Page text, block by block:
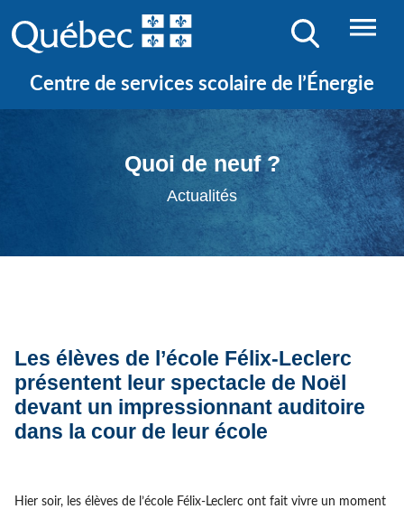
Centre de services scolaire de l’Énergie
Quoi de neuf ?
Actualités
Les élèves de l’école Félix-Leclerc
présentent leur spectacle de Noël
devant un impressionnant auditoire
dans la cour de leur école
Hier soir, les élèves de l’école Félix-Leclerc ont fait vivre un moment